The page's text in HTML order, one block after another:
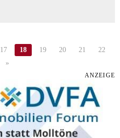
17 18 19 20 21
22
»
ANZEIGE